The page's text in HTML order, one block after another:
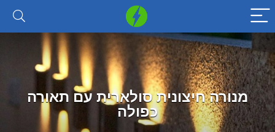
מנורה חיצונית סולארית עם תאורה
כפולה